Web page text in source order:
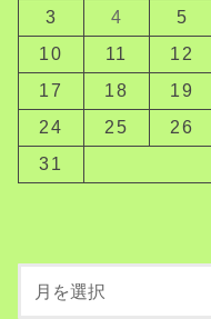
3
4 5
10
11 12
17
18 19
24
25 26
31